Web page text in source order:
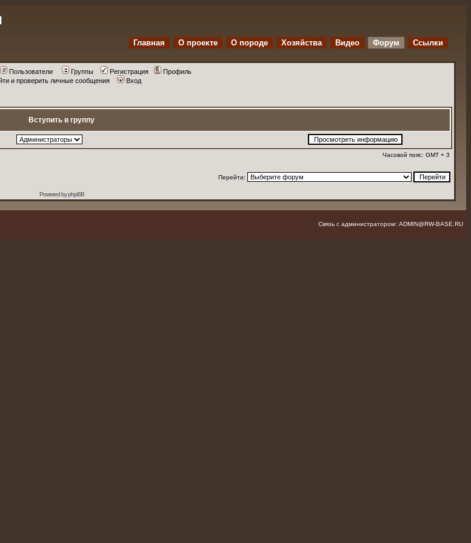
Главная О проекте O породе Хозяйства Видео Форум Ссылки
Пользователи Группы Регистрация
Профиль
и проверить личные сообщения
Вход
Вступить в группу
Часовой пояс: GMT + 3
Перейти:
Powered byphpBB
Связь с администратором: ADMIN@RW-BASE.RU